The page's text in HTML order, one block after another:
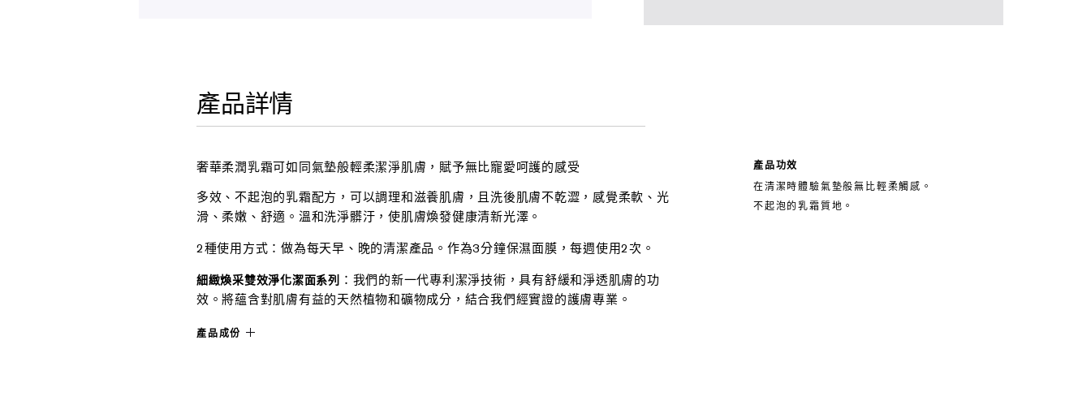
產品詳情
奢華柔潤乳霜可如同氣墊般輕柔潔淨肌膚，賦予無比寵愛呵護的感受
多效、不起泡的乳霜配方，可以調理和滋養肌膚，且洗後肌膚不乾澀，感覺柔軟、光
滑、柔嫩、舒適。溫和洗淨髒汙，使肌膚煥發健康清新光澤。
2種使用方式：做為每天早、晚的清潔產品。作為3分鐘保濕面膜，每週使用2次。
細緻煥采雙效淨化潔面系列
：我們的新一代專利潔淨技術，具有舒緩和淨透肌膚的功
效。將蘊含對肌膚有益的天然植物和礦物成分，結合我們經實證的護膚專業。
產品成份
產品功效
在清潔時體驗氣墊般無比輕柔觸感。
不起泡的乳霜質地。